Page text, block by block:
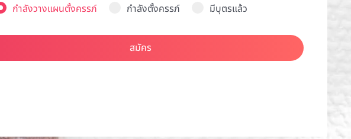
กำลังวางแผนตั้งครรภ์
กำลังตั้งครรภ์ มีบุตรแล้ว
สมัคร